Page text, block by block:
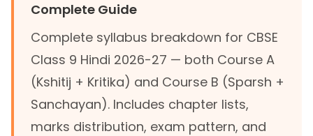
Complete Guide
Complete syllabus breakdown for CBSE
Class 9 Hindi 2026-27 — both Course A
(Kshitij + Kritika) and Course B (Sparsh +
Sanchayan). Includes chapter lists,
marks distribution, exam pattern, and